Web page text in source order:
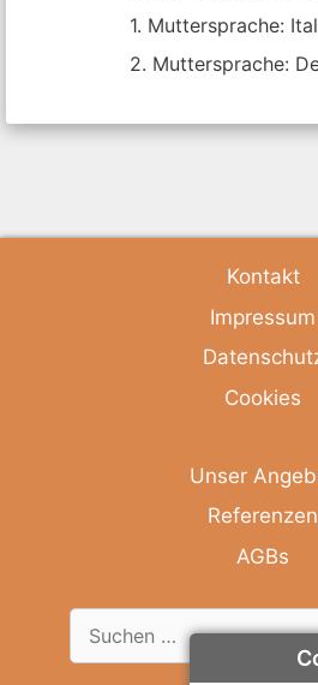
1. Muttersprache:
2. Muttersprache:
Kontakt
Impressum
Cookies
Unser
Referenzen
AGBs
Suche
nach: